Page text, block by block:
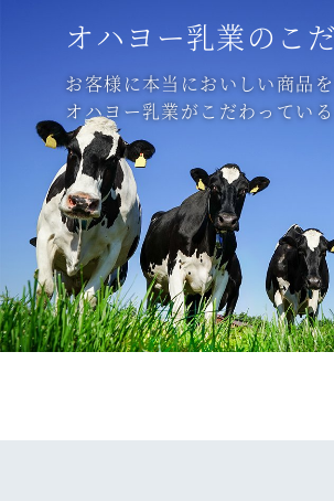
オハヨー乳業のこ
お客様に本当においしい商品
オハヨー乳業がこだわってい